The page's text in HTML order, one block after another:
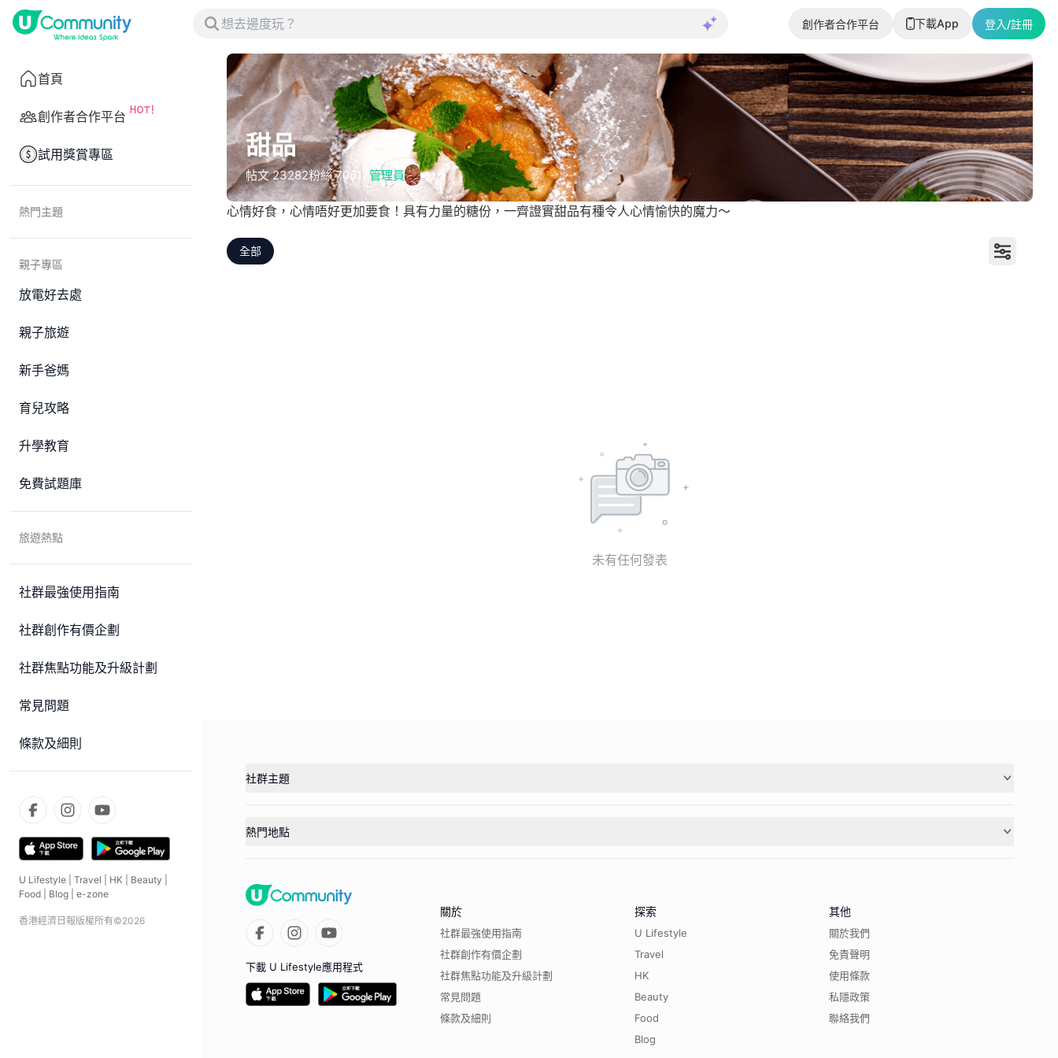
創作者合作平台 下載App 登入/註冊
首頁
創作者合作平台
試用獎賞專區
熱門主題
親子專區
放電好去處
親子旅遊
新手爸媽
育兒攻略
升學教育
免費試題庫
旅遊熱點
社群最強使用指南
社群創作有價企劃
社群焦點功能及升級計劃
常見問題
條款及細則
U Lifestyle Travel HK Beauty
Food
Blog e-zone
香港經濟日報版權所有©2026
甜品
帖文23282粉絲70617 管理員
心情好食，心情唔好更加要食！具有力量的糖份，一齊證實甜品有種令人心情愉快的魔力～
全部
未有任何發表
社群主題
熱門地點
下載 U Lifestyle應用程式
關於
社群最強使用指南
社群創作有價企劃
社群焦點功能及升級計劃
常見問題
條款及細則
探索
U Lifestyle
Travel
HK
Beauty
Food
Blog
其他
關於我們
免責聲明
使用條款
私隱政策
聯絡我們